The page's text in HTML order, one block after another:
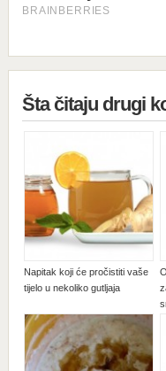
Šta čitaju drugi
Napitak koji će pročistiti vaše
tijelo u nekoliko gutljaja